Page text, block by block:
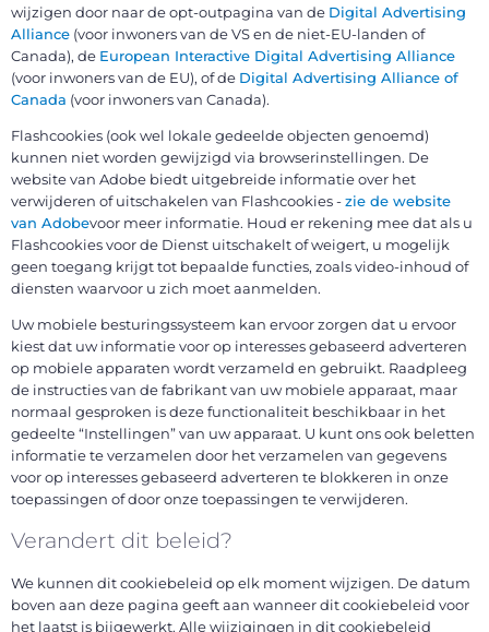
wijzigen door naar de opt-outpagina van de Digital Advertising
Alliance (voor inwoners van de VS en de niet-EU-landen of
Canada), de European Interactive Digital Advertising Alliance
(voor inwoners van de EU), of de Digital Advertising Alliance of
Canada (voor inwoners van Canada).
Flashcookies (ook wel lokale gedeelde objecten genoemd)
kunnen niet worden gewijzigd via browserinstellingen. De
website van Adobe biedt uitgebreide informatie over het
verwijderen of uitschakelen van Flashcookies -zie de website
van Adobevoor meer informatie. Houd er rekening mee dat als u
Flashcookies voor de Dienst uitschakelt of weigert, u mogelijk
geen toegang krijgt tot bepaalde functies, zoals video-inhoud of
diensten waarvoor u zich moet aanmelden.
Uw mobiele besturingssysteem kan ervoor zorgen dat u ervoor
kiest dat uw informatie voor op interesses gebaseerd adverteren
op mobiele apparaten wordt verzameld en gebruikt. Raadpleeg
de instructies van de fabrikant van uw mobiele apparaat, maar
normaal gesproken is deze functionaliteit beschikbaar in het
gedeelte “Instellingen” van uw apparaat. U kunt ons ook beletten
informatie te verzamelen door het verzamelen van gegevens
voor op interesses gebaseerd adverteren te blokkeren in onze
toepassingen of door onze toepassingen te verwijderen.
Verandert dit beleid?
We kunnen dit cookiebeleid op elk moment wijzigen. De datum
boven aan deze pagina geeft aan wanneer dit cookiebeleid voor
het laatst is bijgewerkt. Alle wijzigingen in dit cookiebeleid